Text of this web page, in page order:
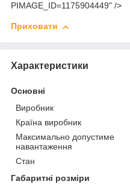
PIMAGE_ID=1175904449" />
Приховати
Характеристики
Основні
Виробник
Країна виробник
Максимально допустиме
навантаження
Стан
Габаритні розміри